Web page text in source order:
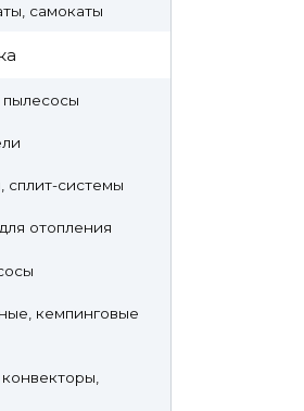
самокаты
сплит-системы
отопления
кемпинговые